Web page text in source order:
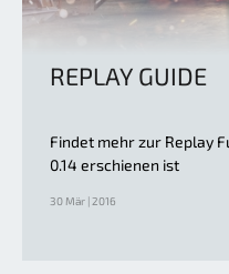
REPLAY GUIDE
Findet mehr zur Replay
0.14 erschienen ist
30 Mär | 2016